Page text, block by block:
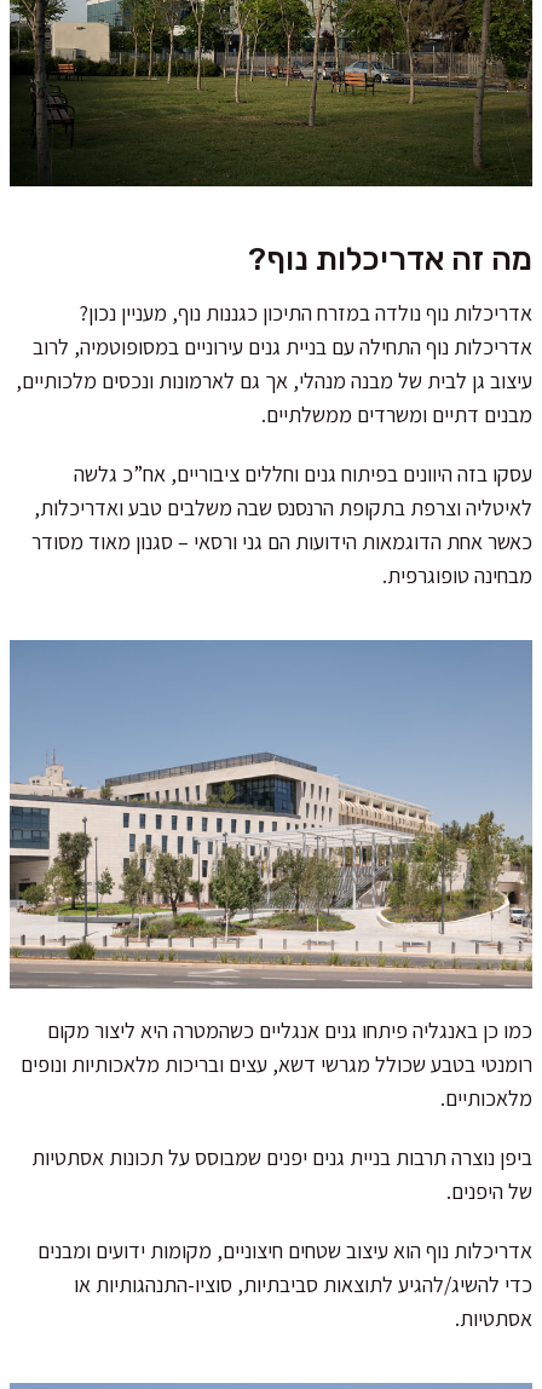
מה זה אדריכלות נוף?
אדריכלות נוף נולדה במזרח התיכון כגננות נוף, מעניין נכון?
אדריכלות נוף התחילה עם בניית גנים עירוניים במסופוטמיה, לרוב
עיצוב גן לבית של מבנה מנהלי, אך גם לארמונות ונכסים מלכותיים,
מבנים דתיים ומשרדים ממשלתיים.
עסקו בזה היוונים בפיתוח גנים וחללים ציבוריים, אח”כ גלשה
לאיטליה וצרפת בתקופת הרנסנס שבה משלבים טבע ואדריכלות,
כאשר אחת הדוגמאות הידועות הם גני ורסאי – סגנון מאוד מסודר
מבחינה טופוגרפית.
כמו כן באנגליה פיתחו גנים אנגליים כשהמטרה היא ליצור מקום
רומנטי בטבע שכולל מגרשי דשא, עצים ובריכות מלאכותיות ונופים
מלאכותיים.
ביפן נוצרה תרבות בניית גנים יפנים שמבוסס על תכונות אסתטיות
של היפנים.
אדריכלות נוף הוא עיצוב שטחים חיצוניים, מקומות ידועים ומבנים
כדי להשיג/להגיע לתוצאות סביבתיות, סוציו-התנהגותיות או
אסתטיות.